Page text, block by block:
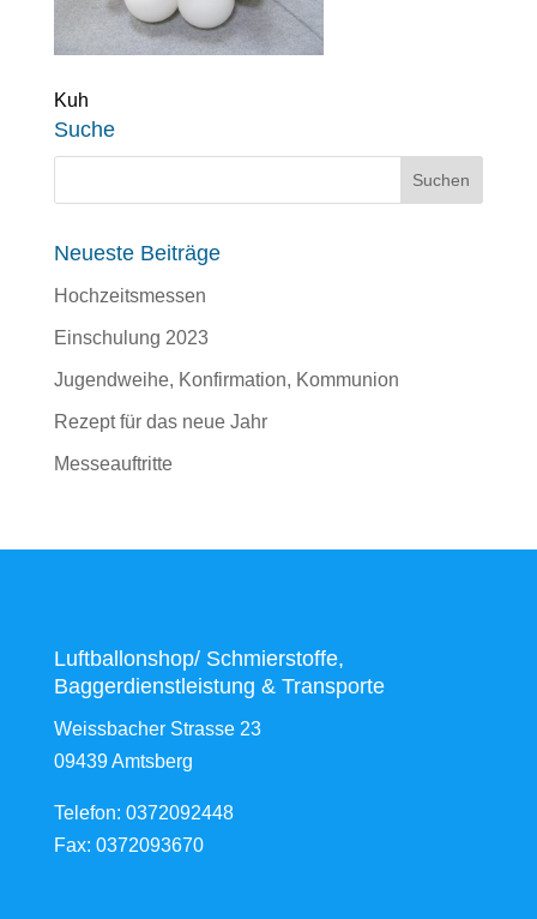
Kuh
Suche
Neueste Beiträge
Hochzeitsmessen
Einschulung 2023
Jugendweihe, Konfirmation, Kommunion
Rezept für das neue Jahr
Messeauftritte
Luftballonshop/ Schmierstoffe,
Baggerdienstleistung & Transporte
Weissbacher Strasse 23
09439 Amtsberg
Telefon: 0372092448
Fax: 0372093670